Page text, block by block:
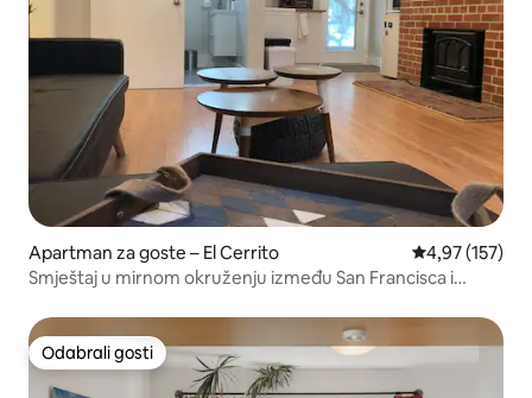
Apartman za goste – El Cerrito Prosječna
4,97 (157)
Smještaj u mirnom okruženju između San Francisca i
Odabrali gosti
Odabrali gosti